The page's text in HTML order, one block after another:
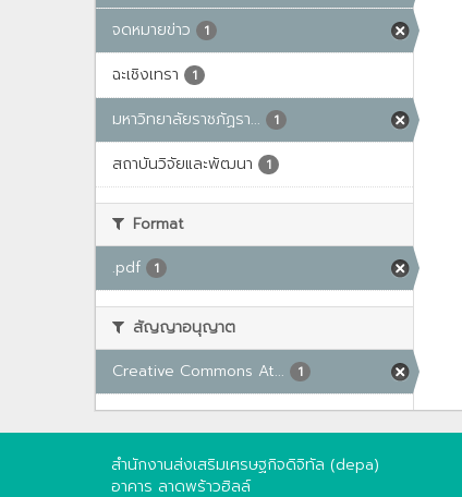
จดหมายข่าว 1
ฉะเชิงเทรา 1
มหาวิทยาลัยราชภัฏรา... 1
สถาบันวิจัยและพัฒนา 1
Format
.pdf
1
สัญญาอนุญาต
Creative Commons At...
1
สำนักงานส่งเสริมเศรษฐกิจดิจิทัล (depa)
อาคาร ลาดพร้าวฮิลล์